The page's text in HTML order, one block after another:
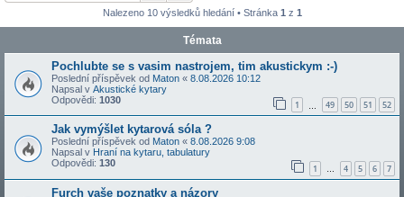
Nalezeno 10 výsledků hledání • Stránka 1 z 1
Témata
Pochlubte se s vasim nastrojem, tim akustickym :-)
Poslední příspěvek od Maton « 8.08.2026 10:12
Napsal v Akustické kytary
Odpovědi: 1030 1 49 50 51 52
Jak vymýšlet kytarová sóla ?
Poslední příspěvek od Maton « 8.08.2026 9:08
Napsal v Hraní na kytaru, tabulatury
Odpovědi: 130 1 … 4 5 6 7
Furch vaše poznatky a názory